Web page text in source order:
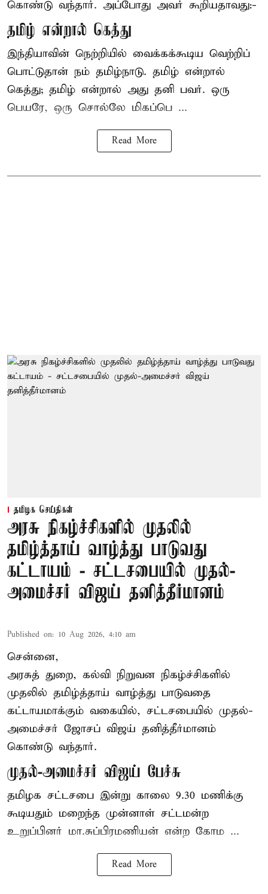
கொண்டு வந்தார். அப்போது அவர் கூறியதாவது:-
தமிழ் என்றால் கெத்து
இந்தியாவின் நெற்றியில் வைக்கக்கூடிய வெற்றிப்
பொட்டுதான் நம் தமிழ்நாடு. தமிழ் என்றால்
கெத்து; தமிழ் என்றால் அது தனி பவர். ஒரு
பெயரே, ஒரு சொல்லே மிகப்பெ ...
Read More
தமிழக செய்திகள்
அரசு நிகழ்ச்சிகளில் முதலில்
தமிழ்த்தாய் வாழ்த்து பாடுவது
கட்டாயம் - சட்டசபையில் முதல்-
அமைச்சர் விஜய் தனித்தீர்மானம்
Published on: 10 Aug 2026, 4:10 am
சென்னை,
அரசுத் துறை, கல்வி நிறுவன நிகழ்ச்சிகளில்
முதலில் தமிழ்த்தாய் வாழ்த்து பாடுவதை
கட்டாயமாக்கும் வகையில், சட்டசபையில் முதல்-
அமைச்சர் ஜோசப் விஜய் தனித்தீர்மானம்
கொண்டு வந்தார்.
முதல்-அமைச்சர் விஜய் பேச்சு
தமிழக சட்டசபை இன்று காலை 9.30 மணிக்கு
கூடியதும் மறைந்த முன்னாள் சட்டமன்ற
உறுப்பினர் மா.சுப்பிரமணியன் என்ற கோம ...
Read More